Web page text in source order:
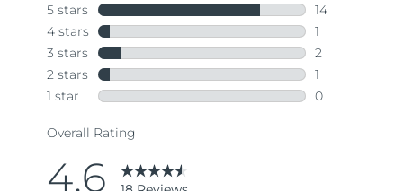
Same
page
link.